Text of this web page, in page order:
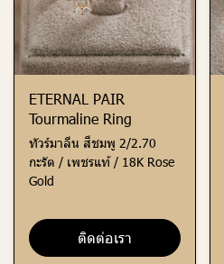
ETERNAL PAIR
Tourmaline Ring
ทัวร์มาลีน สีชมพู 2/2.70
กะรัต / เพชรแท้ / 18K Rose
Gold
ติดต่อเรา